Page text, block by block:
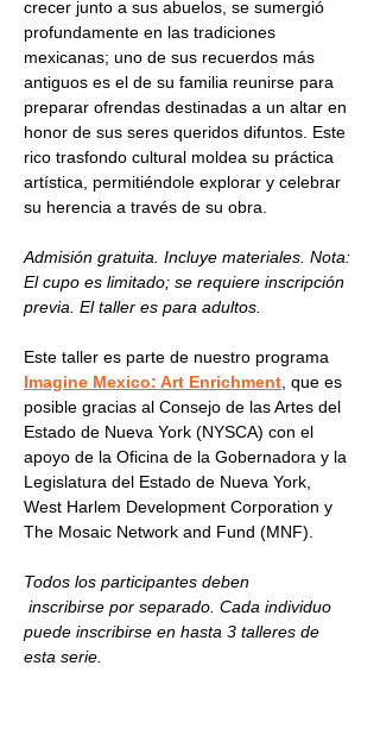
crecer junto a sus abuelos, se sumergió
profundamente en las tradiciones
mexicanas; uno de sus recuerdos más
antiguos es el de su familia reunirse para
preparar ofrendas destinadas a un altar en
honor de sus seres queridos difuntos. Este
rico trasfondo cultural moldea su práctica
artística, permitiéndole explorar y celebrar
su herencia a través de su obra.
Admisión gratuita. Incluye materiales. Nota:
El cupo es limitado; se requiere inscripción
previa. El taller es para adultos.
Este taller es parte de nuestro programa
Imagine Mexico: Art Enrichment , que es
posible gracias al Consejo de las Artes del
Estado de Nueva York (NYSCA) con el
apoyo de la Oficina de la Gobernadora y la
Legislatura del Estado de Nueva York,
West Harlem Development Corporation y
The Mosaic Network and Fund (MNF).
Todos los participantes deben
inscribirse por separado. Cada individuo
puede inscribirse en hasta 3 talleres de
esta serie.